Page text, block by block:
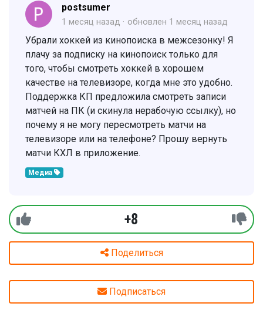
postsumer
1 месяц назад обновлен 1 месяц назад
Убрали хоккей из кинопоиска в межсезонку! Я
плачу за подписку на кинопоиск только для
того, чтобы смотреть хоккей в хорошем
качестве на телевизоре, когда мне это удобно.
Поддержка КП предложила смотреть записи
матчей на ПК (и скинула нерабочую ссылку), но
почему я не могу пересмотреть матчи на
телевизоре или на телефоне? Прошу вернуть
матчи КХЛ в приложение.
Медиа
+8
Поделиться
Подписаться